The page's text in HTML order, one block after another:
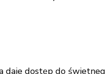
dostęp do